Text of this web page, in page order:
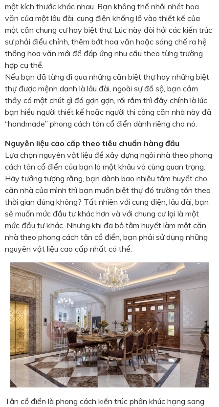
một kích thước khác nhau. Bạn không thể nhồi nhét hoa
văn của một lâu đài, cung điện khổng lồ vào thiết kế của
một căn chung cư hay biệt thự. Lúc này đòi hỏi các kiến trúc
sư phải điểu chỉnh, thêm bớt hoa văn hoặc sáng chế ra hệ
thống hoa văn mới để đáp ứng nhu cầu theo từng trường
hợp cụ thể.
Nếu bạn đã từng đi qua những căn biệt thự hay những biệt
thự được mệnh danh là lâu đài, ngoài sự đồ sộ, bạn cảm
thấy có một chút gì đó gợn gợn, rối rắm thì đây chính là lúc
bạn hiểu người thiết kế hoặc người thi công căn nhà này đã
“handmade” phong cách tân cổ điển dành riêng cho nó.
Nguyên liệu cao cấp theo tiêu chuẩn hàng đầu
Lựa chọn nguyên vật liệu để xây dựng ngôi nhà theo phong
cách tân cổ điển của bạn là một khâu vô cùng quan trọng.
Hãy tưởng tượng rằng, bạn dành bao nhiêu tâm huyết cho
căn nhà của mình thì bạn muốn biệt thự đó trường tồn theo
thời gian đúng không? Tất nhiên với cung điện, lâu đài, bạn
sẽ muốn mức đầu tư khác hơn và với chung cư lại là một
mức đầu tư khác. Nhưng khi đã bỏ tâm huyết làm một căn
nhà theo phong cách tân cổ điển, bạn phải sử dụng những
nguyên vật liệu cao cấp nhất có thể.
Tân cổ điển là phong cách kiến trúc phân khúc hạng sang